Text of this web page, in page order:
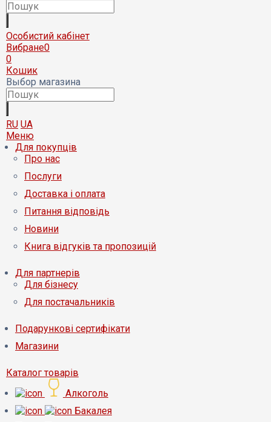
Особистий кабінет
Вибране0
0
Кошик
Выбор магазина
RU UA
Меню
Для покупців
Про нас
Послуги
Доставка і оплата
Питання відповідь
Новини
Книга відгуків та пропозицій
Для партнерів
Для бізнесу
Для постачальників
Подарункові сертифікати
Магазини
Каталог товарів
Алкоголь
Бакалея